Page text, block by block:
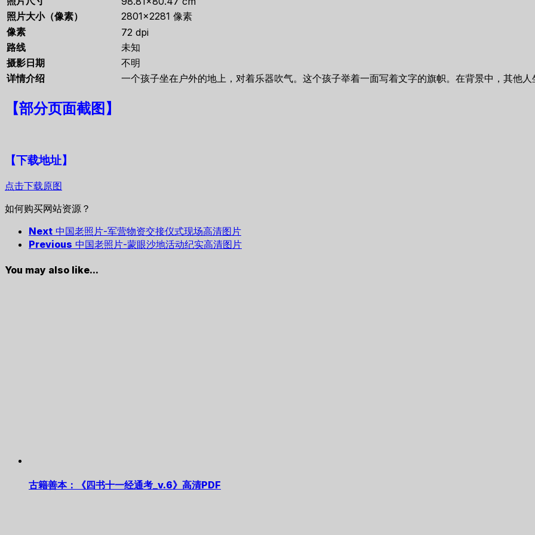
照片大小（像素）
2801×2281 像素
像素
72 dpi
路线
未知
摄影日期
不明
详情介绍
一个孩子坐在户外的地上，对着乐器吹气。这个孩子举着一面写着文字的旗帜。在背景中，其他人
【部分页面截图 】
【下载地址】
点击下载原图
如何购买网站资源？
Next 中国老照片-军营物资交接仪式现场高清图片
Previous 中国老照片-蒙眼沙地活动纪实高清图片
You may also like...
古籍善本：《四书十一经通考_v.6》高清PDF